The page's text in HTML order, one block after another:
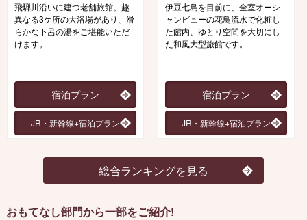
飛騨川沿いに建つ老舗旅館。趣
異なる3ケ所の大浴場があり、滑
らかな下呂の湯をご堪能いただ
けます。
宿泊プラン
JR・新幹線+宿泊プラン
伊豆七島を目前に、全室オーシ
ャンビューの花鳥流水で化粧し
た館内、ゆとり空間を大切にし
た和風大型旅館です。
宿泊プラン
JR・新幹線+宿泊プラン
総合ランキングを見る
おもてなし部門から一部をご紹介!